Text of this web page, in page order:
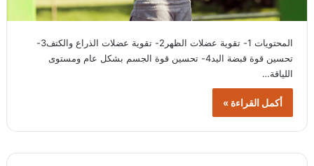
المحتويات 1- تقوية عضلات الظهر2- تقوية عضلات الذراع والكتف3-
تحسين قوة قبضة اليد4- تحسين قوة الجسم بشكل عام ومستوى
اللياقة…
أكمل القراءة »